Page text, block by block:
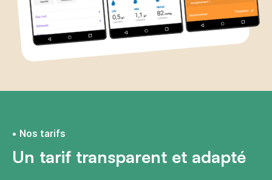
Nos tarifs
Un tarif transparent et adapté